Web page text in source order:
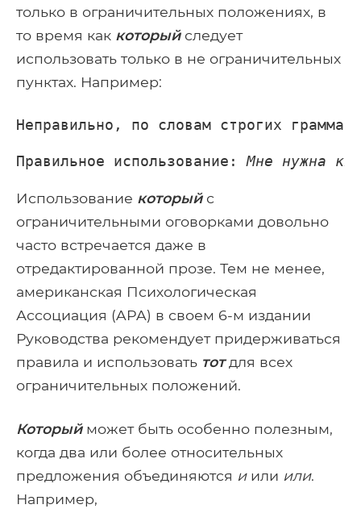
только в ограничительных положениях, в
то время как которыйследует
использовать только в не ограничительных
пунктах. Например:
Неправильно, по словам строгих
Правильное использование: Мне нужна
Использование которыйс
ограничительными оговорками довольно
часто встречается даже в
отредактированной прозе. Тем не менее,
американская Психологическая
Ассоциация (APA) в своем 6-м издании
Руководства рекомендует придерживаться
правила и использовать тотдля всех
ограничительных положений.
Которыйможет быть особенно полезным,
когда два или более относительных
предложения объединяются иили или.
Например,